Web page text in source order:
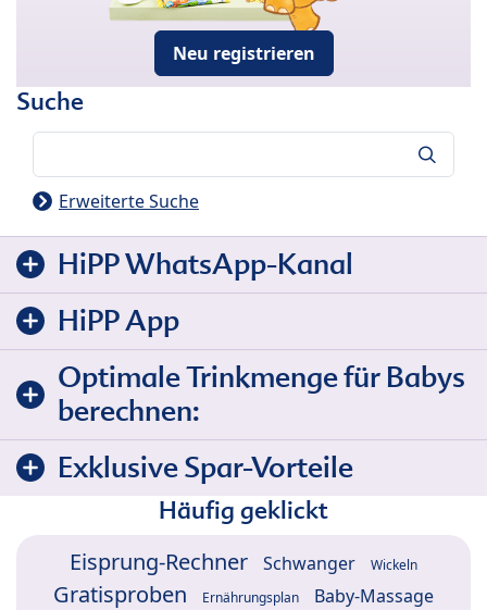
Neu registrieren
Suche
Erweiterte Suche
HiPP WhatsApp-Kanal
HiPP App
Optimale Trinkmenge für Babys
berechnen:
Exklusive Spar-Vorteile
Häufig geklickt
Eisprung-Rechner Schwanger Wickeln
Gratisproben Ernährungsplan Baby-Massage